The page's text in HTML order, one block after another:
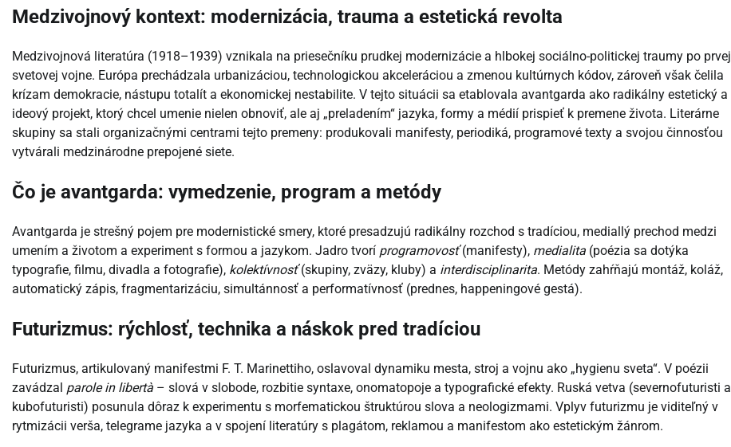
Medzivojnový kontext: modernizácia, trauma a estetická revolta
Medzivojnová literatúra (1918–1939) vznikala na priesečníku prudkej modernizácie a hlbokej sociálno-politickej traumy po prvej
svetovej vojne. Európa prechádzala urbanizáciou, technologickou akceleráciou a zmenou kultúrnych kódov, zároveň však čelila
krízam demokracie, nástupu totalít a ekonomickej nestabilite. V tejto situácii sa etablovala avantgarda ako radikálny estetický a
ideový projekt, ktorý chcel umenie nielen obnoviť, ale aj „preladením“ jazyka, formy a médií prispieť k premene života. Literárne
skupiny sa stali organizačnými centrami tejto premeny: produkovali manifesty, periodiká, programové texty a svojou činnosťou
vytvárali medzinárodne prepojené siete.
Čo je avantgarda: vymedzenie, program a metódy
Avantgarda je strešný pojem pre modernistické smery, ktoré presadzujú radikálny rozchod s tradíciou, mediallý prechod medzi
umením a životom a experiment s formou a jazykom. Jadro tvorí programovosť(manifesty), medialita (poézia sa dotýka
typografie, filmu, divadla a fotografie), kolektívnosť(skupiny, zväzy, kluby) a interdisciplinarita. Metódy zahŕňajú montáž, koláž,
automatický zápis, fragmentarizáciu, simultánnosť a performatívnosť (prednes, happeningové gestá).
Futurizmus: rýchlosť, technika a náskok pred tradíciou
Futurizmus, artikulovaný manifestmi F. T. Marinettiho, oslavoval dynamiku mesta, stroj a vojnu ako „hygienu sveta“. V poézii
zavádzal parole in libertà – slová v slobode, rozbitie syntaxe, onomatopoje a typografické efekty. Ruská vetva (severnofuturisti a
kubofuturisti) posunula dôraz k experimentu s morfematickou štruktúrou slova a neologizmami. Vplyv futurizmu je viditeľný v
rytmizácii verša, telegrame jazyka a v spojení literatúry s plagátom, reklamou a manifestom ako estetickým žánrom.